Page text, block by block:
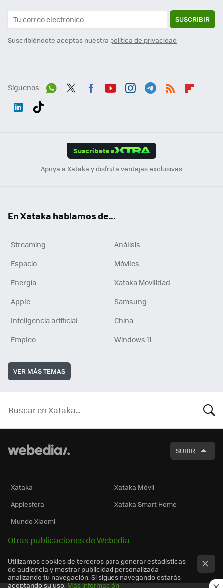
SUSCRIBIR
Suscribiéndote aceptas nuestra política de privacidad
Síguenos
Suscríbete a
Apoya a Xataka y disfruta ventajas exclusivas
En Xataka hablamos de...
Streaming
Análisis
Espacio
Móviles
Energía
Xataka Movilidad
Apple
Samsung
Inteligencia artificial
China
Empleo
Windows 11
VER MÁS TEMAS
SUBIR
Xataka
Xataka Móvil
Applesfera
Xataka Smart Home
Mundo Xiaomi
Otras publicaciones de Webedia
Utilizamos cookies de terceros para generar estadísticas
de audiencia y mostrar publicidad personalizada
analizando tu navegación. Si sigues navegando estarás
aceptando su uso. Más información